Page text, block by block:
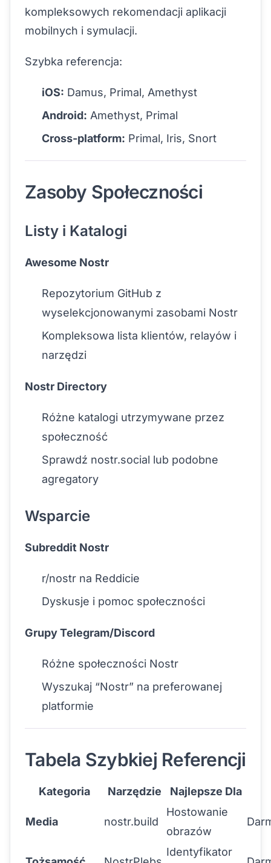
kompleksowych rekomendacji aplikacji
mobilnych i symulacji.
Szybka referencja:
iOS: Damus, Primal, Amethyst
Android: Amethyst, Primal
Cross-platform: Primal, Iris, Snort
Zasoby Społeczności
Listy i Katalogi
Awesome Nostr
Repozytorium GitHub z
wyselekcjonowanymi zasobami Nostr
Kompleksowa lista klientów, relayów i
narzędzi
Nostr Directory
Różne katalogi utrzymywane przez
społeczność
Sprawdź nostr.social lub podobne
agregatory
Wsparcie
Subreddit Nostr
r/nostr na Reddicie
Dyskusje i pomoc społeczności
Grupy Telegram/Discord
Różne społeczności Nostr
Wyszukaj “Nostr” na preferowanej
platformie
Tabela Szybkiej Referencji
Kategoria Narzędzie Najlepsze Dla
Media nostr.build
Hostowanie
obrazów
Identyfikator